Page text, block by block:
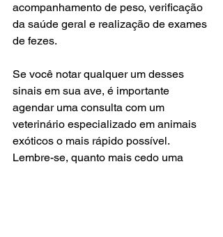
acompanhamento de peso, verificação
da saúde geral e realização de exames
de fezes.
Se você notar qualquer um desses
sinais em sua ave, é importante
agendar uma consulta com um
veterinário especializado em animais
exóticos o mais rápido possível.
Lembre-se, quanto mais cedo uma